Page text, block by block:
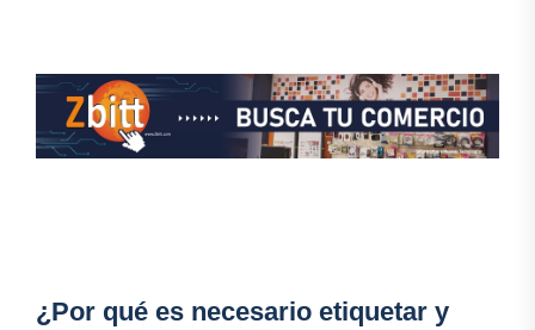
¿Por qué es necesario etiquetar y